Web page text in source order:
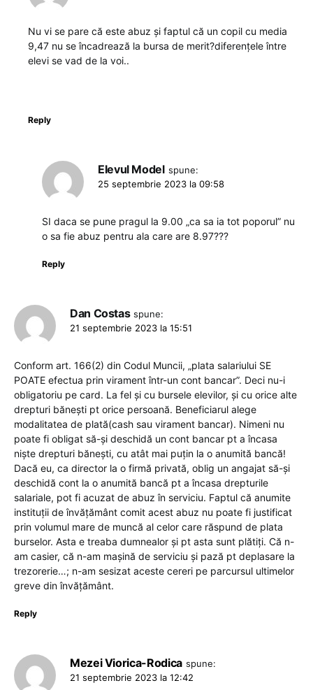
Nu vi se pare că este abuz și faptul că un copil cu media
9,47 nu se încadrează la bursa de merit?diferențele între
elevi se vad de la voi..
Reply
Elevul Model spune:
25 septembrie 2023 la 09:58
SI daca se pune pragul la 9.00 „ca sa ia tot poporul” nu
o sa fie abuz pentru ala care are 8.97???
Reply
Dan Costas spune:
21 septembrie 2023 la 15:51
Conform art. 166(2) din Codul Muncii, „plata salariului SE
POATE efectua prin virament într-un cont bancar”. Deci nu-i
obligatoriu pe card. La fel și cu bursele elevilor, și cu orice alte
drepturi bănești pt orice persoană. Beneficiarul alege
modalitatea de plată(cash sau virament bancar). Nimeni nu
poate fi obligat să-și deschidă un cont bancar pt a încasa
niște drepturi bănești, cu atât mai puțin la o anumită bancă!
Dacă eu, ca director la o firmă privată, oblig un angajat să-și
deschidă cont la o anumită bancă pt a încasa drepturile
salariale, pot fi acuzat de abuz în serviciu. Faptul că anumite
instituții de învățământ comit acest abuz nu poate fi justificat
prin volumul mare de muncă al celor care răspund de plata
burselor. Asta e treaba dumnealor și pt asta sunt plătiți. Că n-
am casier, că n-am mașină de serviciu și pază pt deplasare la
trezorerie…; n-am sesizat aceste cereri pe parcursul ultimelor
greve din învățământ.
Reply
Mezei Viorica-Rodica spune:
21 septembrie 2023 la 12:42